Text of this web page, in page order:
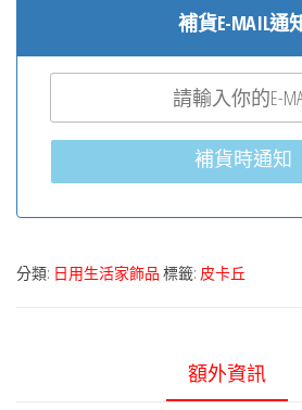
補貨E-MAIL通
補貨時通知
分類: 日用生活家飾品 標籤: 皮卡丘
額外資訊